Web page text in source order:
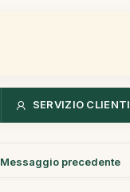
SERVIZIO CLIENTI
Messaggio precedente